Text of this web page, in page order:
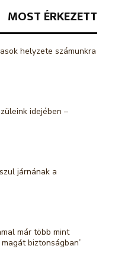
MOST ÉRKEZETT
helyzete számunkra
idejében –
járnának a
már több mint
biztonságban”